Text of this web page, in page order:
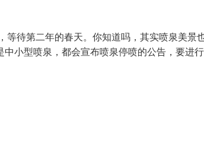
等待第二年的春天。你知道吗，其实喷泉美景
小型喷泉，都会宣布喷泉停喷的公告，要进